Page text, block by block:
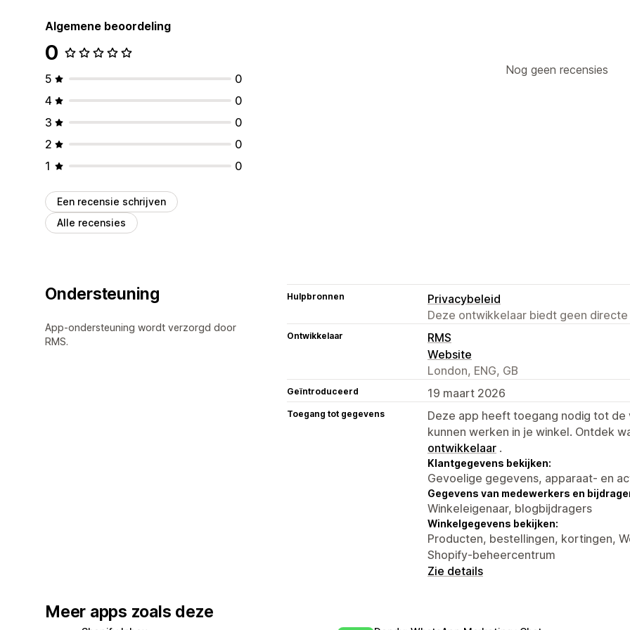
Algemene beoordeling
0
5
0
4
0
3
0
2
0
1
0
Een recensie schrijven
Alle recensies
Nog geen recensies
Ondersteuning
App-ondersteuning wordt verzorgd door
RMS.
Hulpbronnen
Privacybeleid
Deze ontwikkelaar biedt geen
Ontwikkelaar
RMS
Website
London, ENG, GB
Geïntroduceerd 19 maart 2026
Toegang tot gegevens
Deze app heeft toegang nodig tot
kunnen werken in je winkel. Ontdek
ontwikkelaar .
Klantgegevens bekijken:
Gevoelige gegevens, apparaat- en
Gegevens van medewerkers en
Winkeleigenaar, blogbijdragers
Winkelgegevens bekijken:
Producten, bestellingen, kortingen,
Shopify-beheercentrum
Zie details
Meer apps zoals deze